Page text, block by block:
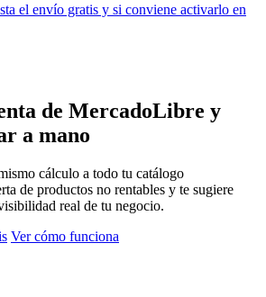
el envío gratis y si conviene activarlo en
de MercadoLibre y
a mano
cálculo a todo tu catálogo
de productos no rentables y te sugiere
real de tu negocio.
Ver cómo funciona